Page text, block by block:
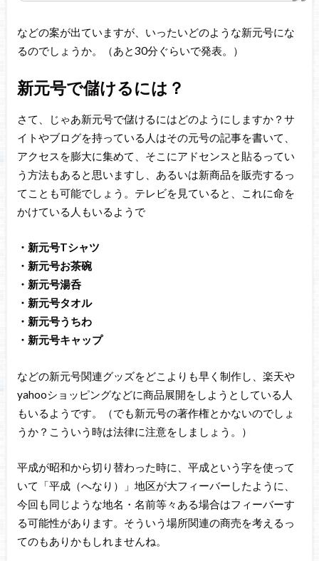
などの案が出ていますが、いったいどのような新元号にな
るのでしょうか。（あと30分ぐらいで発表。）
新元号で儲けるには？
さて、じゃあ新元号で儲けるにはどのようにしますか？サ
イトやブログを持っている人はその元号の記事を書いて、
アクセスを膨大に集めて、そこにアドセンスと貼るってい
う方法もあると思いますし、あるいは新商品を販売するっ
てことも可能でしょう。テレビを見ていると、これに命を
かけている人もいるようで
・新元号Tシャツ
・新元号お茶碗
・新元号湯呑
・新元号タオル
・新元号うちわ
・新元号キャップ
などの新元号関連グッズをどこよりも早く制作し、楽天や
yahooショッピングなどに商品展開をしようとしている人
もいるようです。（でも新元号の著作権とかないのでしょ
うか？こういう時は法律に注意をしましょう。）
平成が昭和から切り替わった時に、平成という字を使って
いて「平成（へなり）」地区が大フィーバーしたように、
今回も同じような地名・名前等々ある場合はフィーバーす
る可能性があります。そういう場所関連の商売を考えるっ
てのもありかもしれませんね。